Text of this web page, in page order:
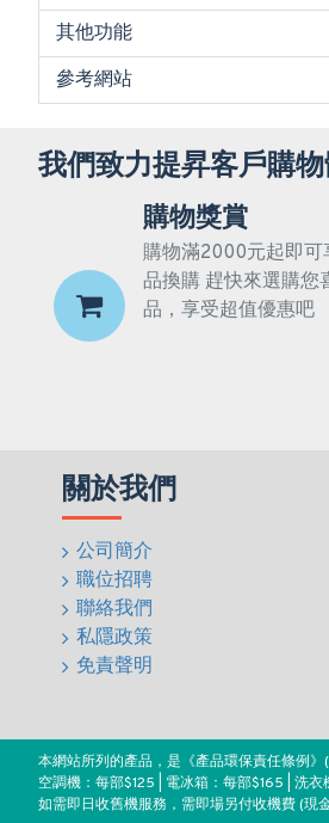
其他功能
參考網站
我們致力提昇客戶購
購物獎賞
購物滿2000元起即可
品換購 趕快來選購您
品，享受超值優惠吧
關於我們
公司簡介
職位招聘
聯絡我們
私隱政策
免責聲明
本網站所列的產品，是《產品環保責任條例
空調機：每部$125 | 電冰箱：每部$165 | 洗
如需即日收舊機服務，需即場另付收機費 (現